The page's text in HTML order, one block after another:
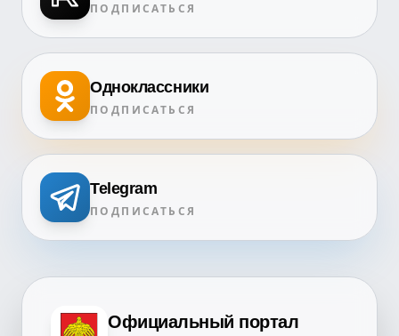
ПОДПИСАТЬСЯ
Одноклассники
ПОДПИСАТЬСЯ
Telegram
ПОДПИСАТЬСЯ
Официальный портал